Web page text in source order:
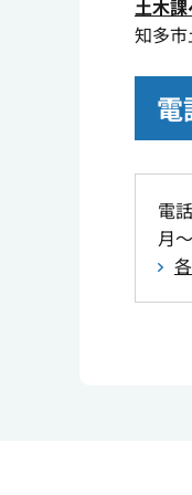
土木
知多市
電
電
月